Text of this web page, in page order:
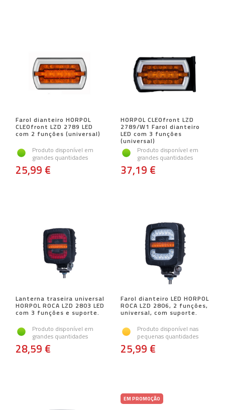
Farol dianteiro HORPOL
CLEOfront LZD 2789 LED
com 2 funções (universal)
Produto disponível em
grandes quantidades
25,99 €
HORPOL CLEOfront LZD
2789/W1 Farol dianteiro
LED com 3 funções
(universal)
Produto disponível em
grandes quantidades
37,19 €
Lanterna traseira universal
HORPOL ROCA LZD 2803 LED
com 3 funções e suporte.
Produto disponível em
grandes quantidades
28,59 €
Farol dianteiro LED HORPOL
ROCA LZD 2806, 2 funções,
universal, com suporte.
Produto disponível nas
pequenas quantidades
25,99 €
EM PROMOÇÃO